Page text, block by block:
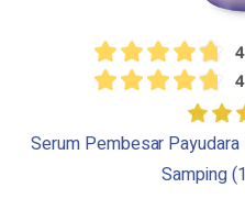
Serum Pembesar
Samping